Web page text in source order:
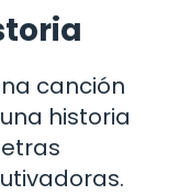
canción
historia